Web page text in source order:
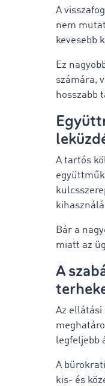
A
nem
kevesebb
Ez
számára,
hosszabb
A tartós
Bár a
miatt az
A
Az ellátási
legfeljebb
A
kis- és